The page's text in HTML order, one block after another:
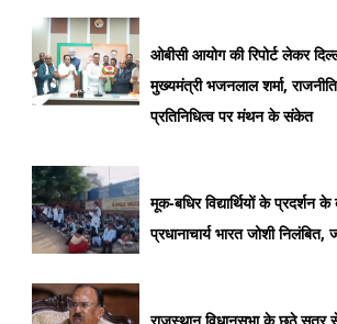
ओबीसी आयोग की रिपोर्ट लेकर
मुख्यमंत्री भजनलाल शर्मा,
प्रतिनिधित्व पर मंथन के संकेत
मूक-बधिर विद्यार्थियों के प्रदर्शन के
प्रधानाचार्य भारत जोशी